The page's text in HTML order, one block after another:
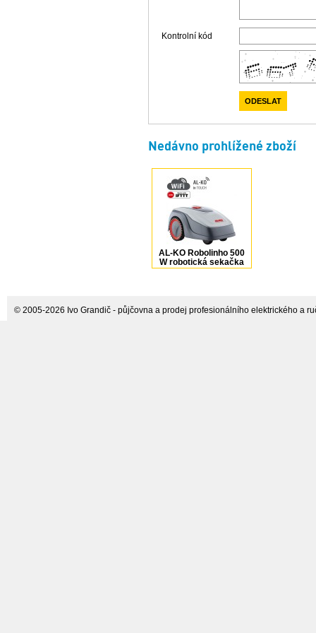
Kontrolní kód
Nedávno prohlížené zboží
AL-KO Robolinho 500
W robotická sekačka
119925
© 2005-2026 Ivo Grandič - půjčovna a prodej profesionálního elektrického a